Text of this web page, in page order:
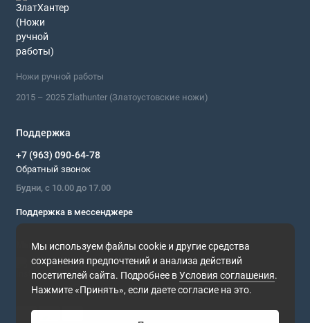
Мы используем файлы cookie и другие средства
сохранения предпочтений и анализа действий
посетителей сайта. Подробнее вУсловия соглашения.
Нажмите «Принять», если даете согласие на это.
Ножи ручной работы
2015 – 2025 Zlathunter (Златоустовские ножи)
Поддержка
+7 (963) 090-64-78
Обратный звонок
Будни, с 10.00 до 17.00
Поддержка в мессенджере
Мы в сети